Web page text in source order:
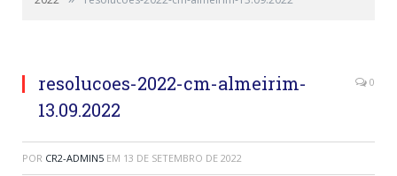
resolucoes-2022-cm-almeirim-
13.09.2022
0
POR CR2-ADMIN5 EM 13 DE SETEMBRO DE 2022